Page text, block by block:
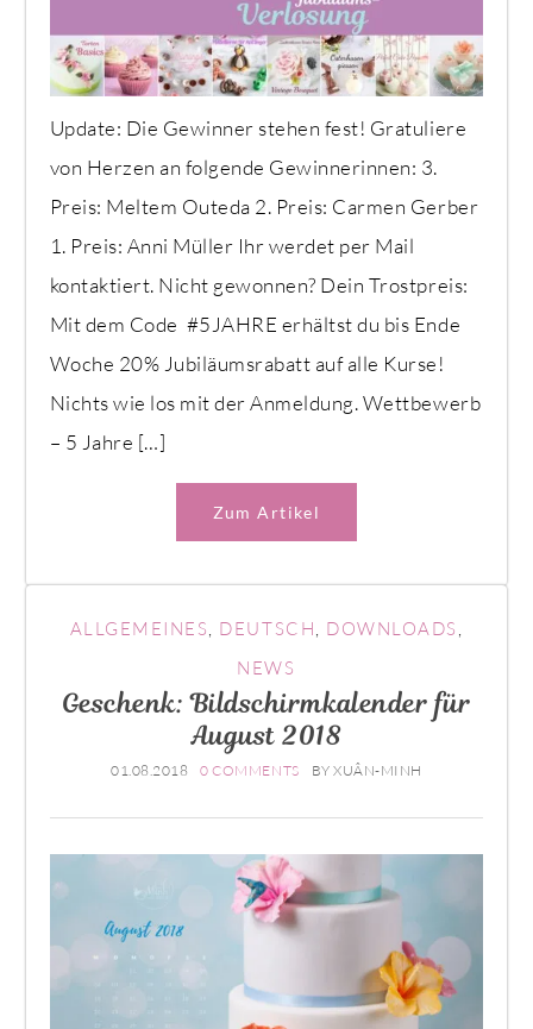
Update: Die Gewinner stehen fest! Gratuliere
von Herzen an folgende Gewinnerinnen: 3.
Preis: Meltem Outeda 2. Preis: Carmen Gerber
1. Preis: Anni Müller Ihr werdet per Mail
kontaktiert. Nicht gewonnen? Dein Trostpreis:
Mit dem Code #5JAHRE erhältst du bis Ende
Woche 20% Jubiläumsrabatt auf alle Kurse!
Nichts wie los mit der Anmeldung. Wettbewerb
– 5 Jahre […]
Zum Artikel
ALLGEMEINES DEUTSCH DOWNLOADS
NEWS
Geschenk: Bildschirmkalender für
August 2018
01.08.2018 0 COMMENTS BYXUÂN-MINH